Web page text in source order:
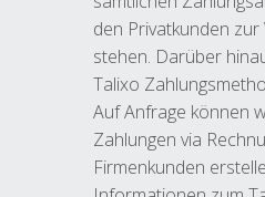
den Privatkunden zur
stehen. Darüber
Talixo
Auf Anfrage können
Zahlungen via
Firmenkunden